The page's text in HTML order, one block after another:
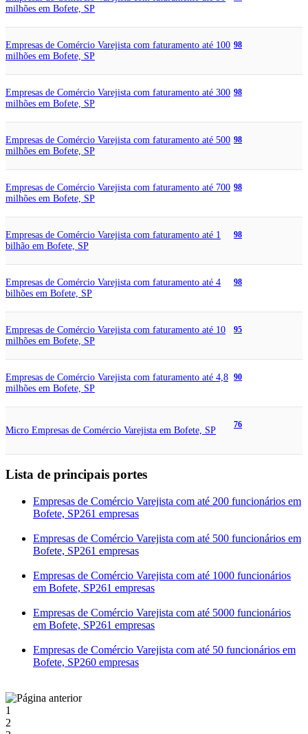
milhões em Bofete, SP
Empresas de Comércio Varejista com faturamento até 100
milhões em Bofete, SP
98
Empresas de Comércio Varejista com faturamento até 300
milhões em Bofete, SP
98
Empresas de Comércio Varejista com faturamento até 500
milhões em Bofete, SP
98
Empresas de Comércio Varejista com faturamento até 700
milhões em Bofete, SP
98
Empresas de Comércio Varejista com faturamento até 1
bilhão em Bofete, SP
98
Empresas de Comércio Varejista com faturamento até 4
bilhões em Bofete, SP
98
Empresas de Comércio Varejista com faturamento até 10
milhões em Bofete, SP
95
Empresas de Comércio Varejista com faturamento até 4,8
milhões em Bofete, SP
90
Micro Empresas de Comércio Varejista em Bofete, SP
76
Lista de principais portes
Empresas de Comércio Varejista com até 200 funcionários em
Bofete, SP261 empresas
Empresas de Comércio Varejista com até 500 funcionários em
Bofete, SP261 empresas
Empresas de Comércio Varejista com até 1000 funcionários
em Bofete, SP261 empresas
Empresas de Comércio Varejista com até 5000 funcionários
em Bofete, SP261 empresas
Empresas de Comércio Varejista com até 50 funcionários em
Bofete, SP260 empresas
1
2